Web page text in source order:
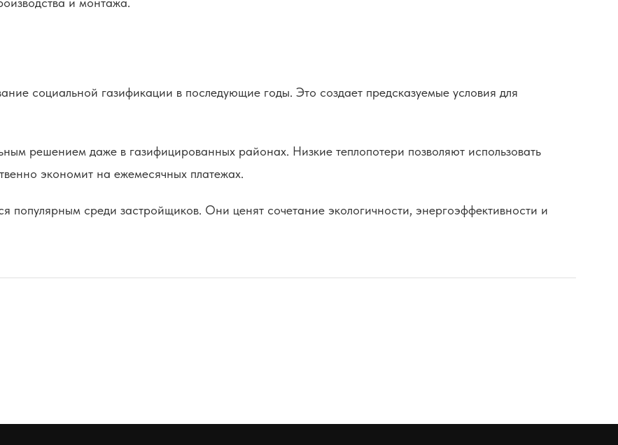
социальной газификации в последующие годы. Это создает предсказуемые условия для
решением даже в газифицированных районах. Низкие теплопотери позволяют использовать
экономит на ежемесячных платежах.
популярным среди застройщиков. Они ценят сочетание экологичности, энергоэффективности и